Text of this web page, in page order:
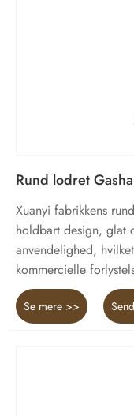
Rund lodret
Xuanyi fabrikkens
holdbart design, glat
anvendelighed,
kommercielle
Se mere >>